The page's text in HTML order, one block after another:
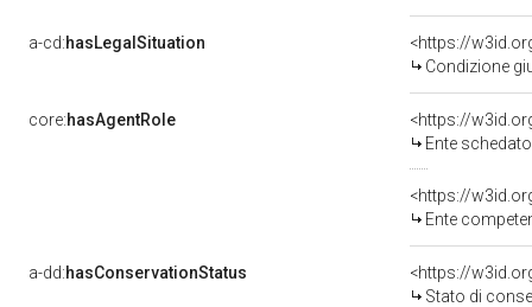
a-cd:hasLegalSituation
Condizione
core:hasAgentRole
<https://
Ente schedatore del
<https://
Ente competente
a-dd:hasConservationStatus
<https://
Stato di